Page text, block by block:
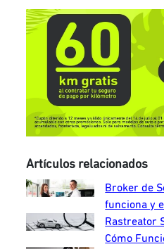
Artículos relacionados
Broker de
funciona y
Rastreator
Cómo